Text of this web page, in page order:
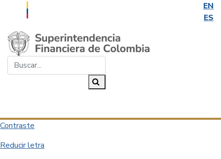
EN
ES
Saltar al contenido principal
Contraste
Reducir letra